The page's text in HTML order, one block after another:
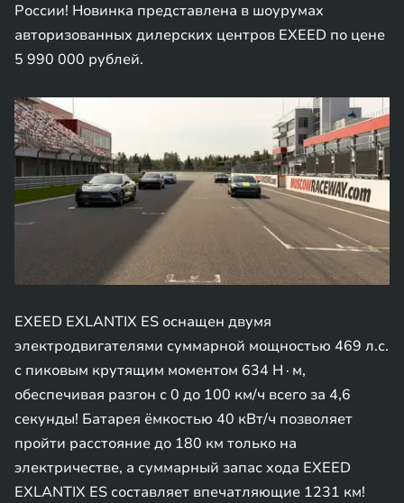
России! Новинка представлена в шоурумах
авторизованных дилерских центров EXEED по цене
5 990 000 рублей.
EXEED EXLANTIX ES оснащен двумя
электродвигателями суммарной мощностью 469 л.с.
с пиковым крутящим моментом 634 Н∙м,
обеспечивая разгон с 0 до 100 км/ч всего за 4,6
секунды! Батарея ёмкостью 40 кВт/ч позволяет
пройти расстояние до 180 км только на
электричестве, а суммарный запас хода EXEED
EXLANTIX ES составляет впечатляющие 1231 км!